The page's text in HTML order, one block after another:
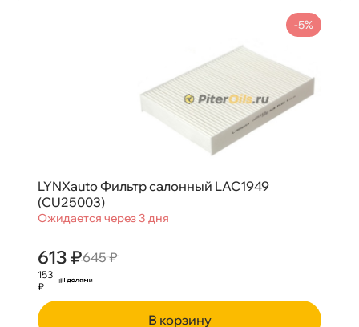
LYNXauto Фильтр салонный LAC1949
(CU25003)
Ожидается через 3 дня
613 ₽645 ₽
-5%
153
₽
корзину